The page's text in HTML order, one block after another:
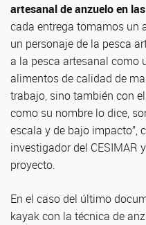
artesanal de anzuelo en
cada entrega tomamos un
un personaje de la pesca
a la pesca artesanal como
alimentos de calidad de
trabajo, sino también con
como su nombre lo dice,
escala y de bajo impacto”,
investigador del CESIMAR
proyecto.
En el caso del último
kayak con la técnica de